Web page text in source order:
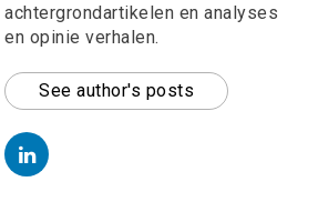
achtergrondartikelen en analyses
en opinie verhalen.
See author's posts